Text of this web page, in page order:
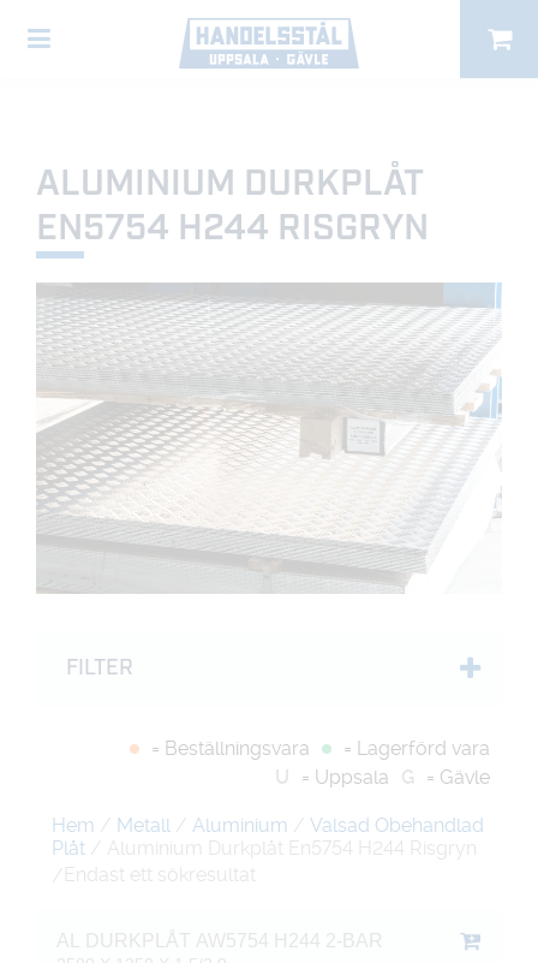
ALUMINIUM DURKPLÅT
EN5754 H244 RISGRYN
FILTER
= Beställningsvara
= Lagerförd vara
U
= Uppsala G = Gävle
Hem / Metall / Aluminium / Valsad Obehandlad
Plåt / Aluminium Durkplåt En5754 H244 Risgryn
/ Endast ett sökresultat
AL DURKPLÅT AW5754 H244 2-BAR